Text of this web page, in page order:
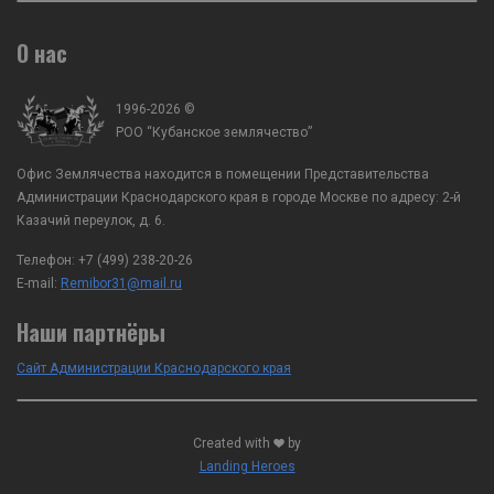
О нас
1996-2026 ©
РОО “Кубанское землячество”
Офис Землячества находится в помещении Представительства
Администрации Краснодарского края в городе Москве по адресу: 2-й
Казачий переулок, д. 6.
Телефон: +7 (499) 238-20-26
E-mail: Remibor31@mail.ru
Наши партнёры
Сайт Администрации Краснодарского края
Created with
by
Landing Heroes